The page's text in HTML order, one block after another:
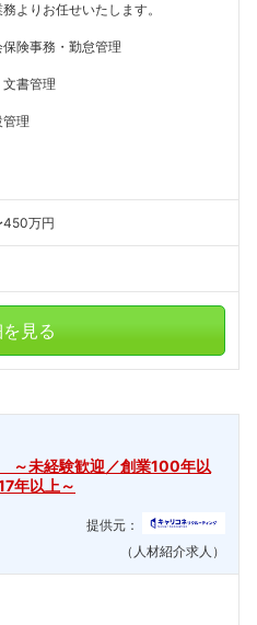
よりお任せいたします。
険事務・勤怠管理
書管理
理
万円
見る
～未経験歓迎／創業100年以
年以上～
提供元：
（人材紹介求人）